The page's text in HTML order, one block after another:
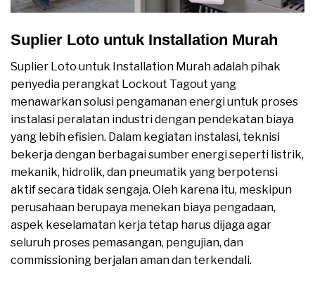
Suplier Loto untuk Installation Murah
Suplier Loto untuk Installation Murah adalah pihak
penyedia perangkat Lockout Tagout yang
menawarkan solusi pengamanan energi untuk proses
instalasi peralatan industri dengan pendekatan biaya
yang lebih efisien. Dalam kegiatan instalasi, teknisi
bekerja dengan berbagai sumber energi seperti listrik,
mekanik, hidrolik, dan pneumatik yang berpotensi
aktif secara tidak sengaja. Oleh karena itu, meskipun
perusahaan berupaya menekan biaya pengadaan,
aspek keselamatan kerja tetap harus dijaga agar
seluruh proses pemasangan, pengujian, dan
commissioning berjalan aman dan terkendali.